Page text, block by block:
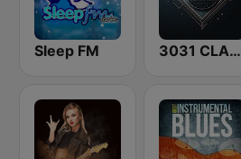
Sleep FM 3031 CLASSICA